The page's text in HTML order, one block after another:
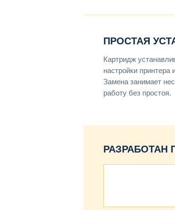
ПРОСТАЯ
Картридж
настройки принтера
Замена занимает
работу без простоя.
РАЗРАБОТАН